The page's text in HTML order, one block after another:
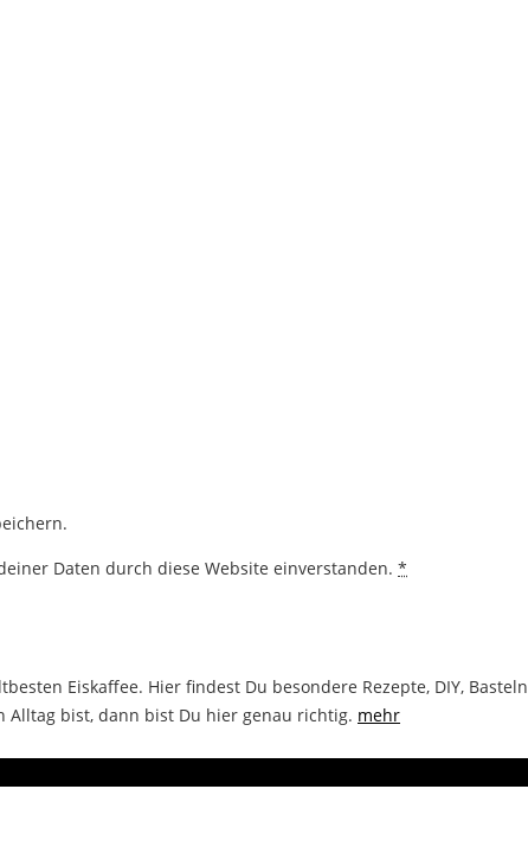
Daten durch diese Website einverstanden. *
Eiskaffee. Hier findest Du besondere Rezepte, DIY, Basteln
Alltag bist, dann bist Du hier genau richtig. mehr